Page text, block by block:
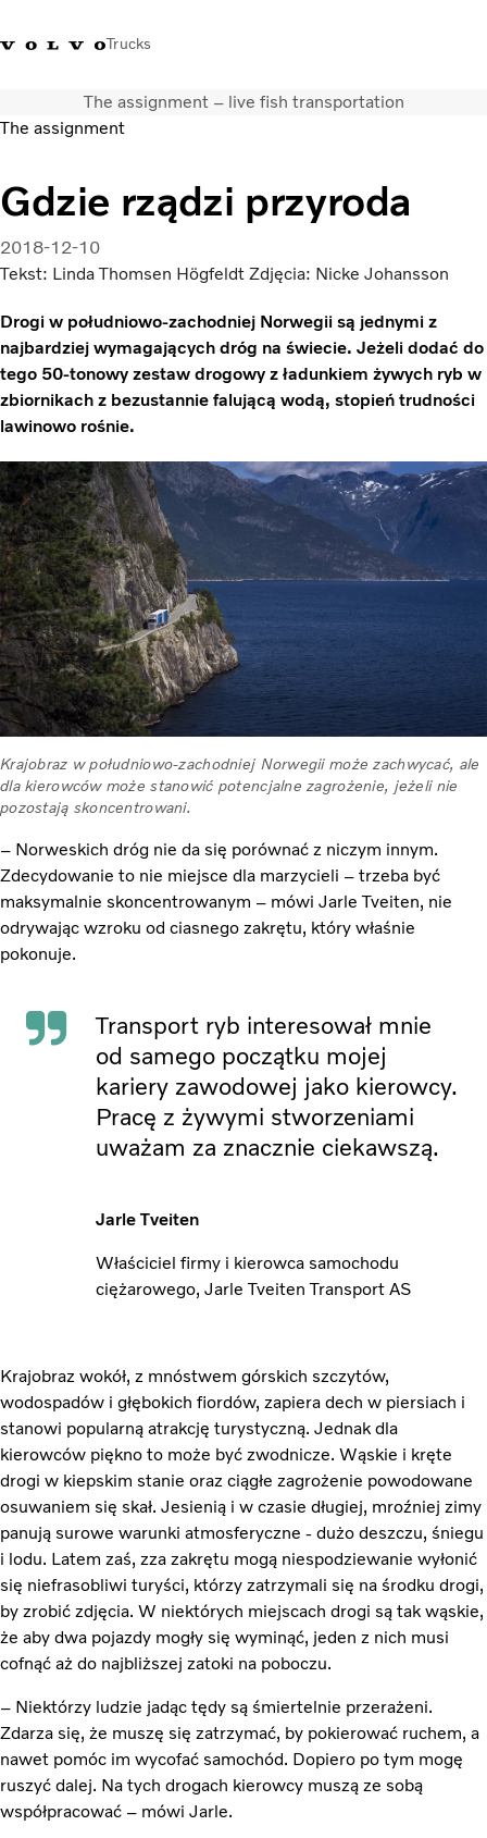
Trucks
+48 22 383 45 00Sklep Volvo TrucksZaloguj sięPolska
Rozwiązania transportowe
Samochody ciężarowe
Usługi
Wyszukiwarka dealerów
O nas
Volvo Truck Builder
Kontakt
The assignment – live fish transportation
The assignment
Gdzie rządzi przyroda
2018-12-10
Tekst: Linda Thomsen Högfeldt Zdjęcia: Nicke Johansson
Drogi w południowo-zachodniej Norwegii są jednymi z
najbardziej wymagających dróg na świecie. Jeżeli dodać do
tego 50-tonowy zestaw drogowy z ładunkiem żywych ryb w
zbiornikach z bezustannie falującą wodą, stopień trudności
lawinowo rośnie.
Krajobraz w południowo-zachodniej Norwegii może zachwycać, ale
dla kierowców może stanowić potencjalne zagrożenie, jeżeli nie
pozostają skoncentrowani.
– Norweskich dróg nie da się porównać z niczym innym.
Zdecydowanie to nie miejsce dla marzycieli – trzeba być
maksymalnie skoncentrowanym – mówi Jarle Tveiten, nie
odrywając wzroku od ciasnego zakrętu, który właśnie
pokonuje.
Transport ryb interesował mnie
od samego początku mojej
kariery zawodowej jako kierowcy.
Pracę z żywymi stworzeniami
uważam za znacznie ciekawszą.
Jarle Tveiten
Właściciel firmy i kierowca samochodu
ciężarowego, Jarle Tveiten Transport AS
Krajobraz wokół, z mnóstwem górskich szczytów,
wodospadów i głębokich fiordów, zapiera dech w piersiach i
stanowi popularną atrakcję turystyczną. Jednak dla
kierowców piękno to może być zwodnicze. Wąskie i kręte
drogi w kiepskim stanie oraz ciągłe zagrożenie powodowane
osuwaniem się skał. Jesienią i w czasie długiej, mroźniej zimy
panują surowe warunki atmosferyczne - dużo deszczu, śniegu
i lodu. Latem zaś, zza zakrętu mogą niespodziewanie wyłonić
się niefrasobliwi turyści, którzy zatrzymali się na środku drogi,
by zrobić zdjęcia. W niektórych miejscach drogi są tak wąskie,
że aby dwa pojazdy mogły się wyminąć, jeden z nich musi
cofnąć aż do najbliższej zatoki na poboczu.
– Niektórzy ludzie jadąc tędy są śmiertelnie przerażeni.
Zdarza się, że muszę się zatrzymać, by pokierować ruchem, a
nawet pomóc im wycofać samochód. Dopiero po tym mogę
ruszyć dalej. Na tych drogach kierowcy muszą ze sobą
współpracować – mówi Jarle.